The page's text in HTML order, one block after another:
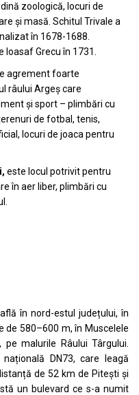
zoologică, locuri de
și masă. Schitul Trivale a
în 1678-1688.
Grecu în 1731.
agrement foarte
râului Argeș care
și sport – plimbări cu
de fotbal, tenis,
locuri de joaca pentru
este locul potrivit pentru
în aer liber, plimbări cu
în nord-estul județului, în
de 580–600 m, în Muscelele
, pe malurile Râului Târgului
DN73, care leagă
de 52 km de Pitești și
un bulevard ce s-a numit